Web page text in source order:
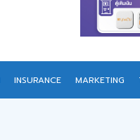
INSURANCE MARKETING